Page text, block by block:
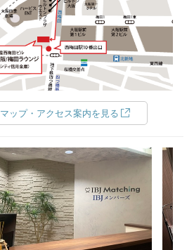
マップ・アクセス案内を見る